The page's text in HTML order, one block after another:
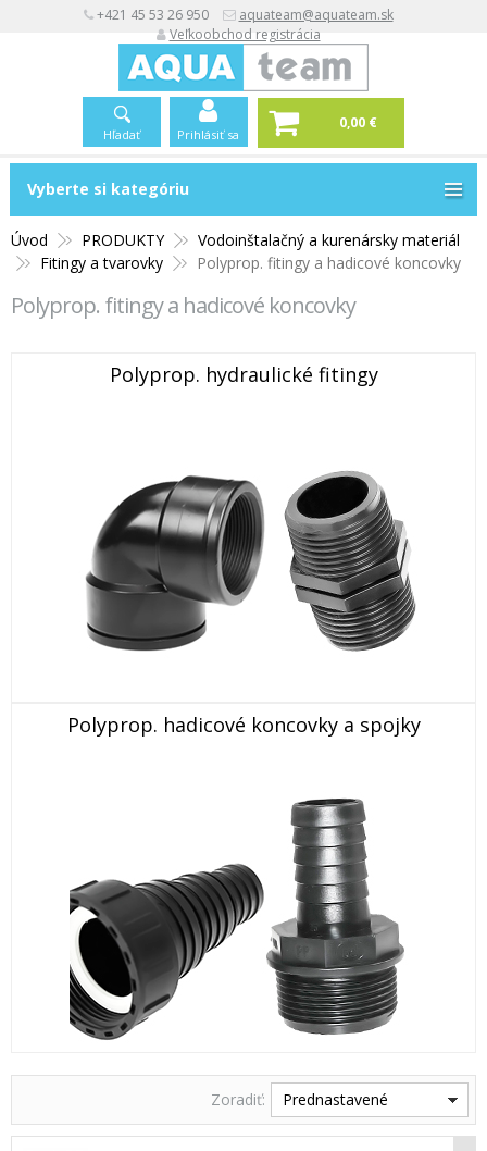
+421 45 53 26 950
aquateam@aquateam.sk
Veľkoobchod registrácia
Hľadať Prihlásiť sa
0,00 €
Vyberte si kategóriu
Úvod PRODUKTY
Vodoinštalačný a kurenársky materiál
Fitingy a tvarovky
Polyprop. fitingy a hadicové koncovky
Polyprop. fitingy a hadicové koncovky
Polyprop. hydraulické fitingy
Polyprop. hadicové koncovky a spojky
Zoradiť: Prednastavené
Vyberte si kategóriu